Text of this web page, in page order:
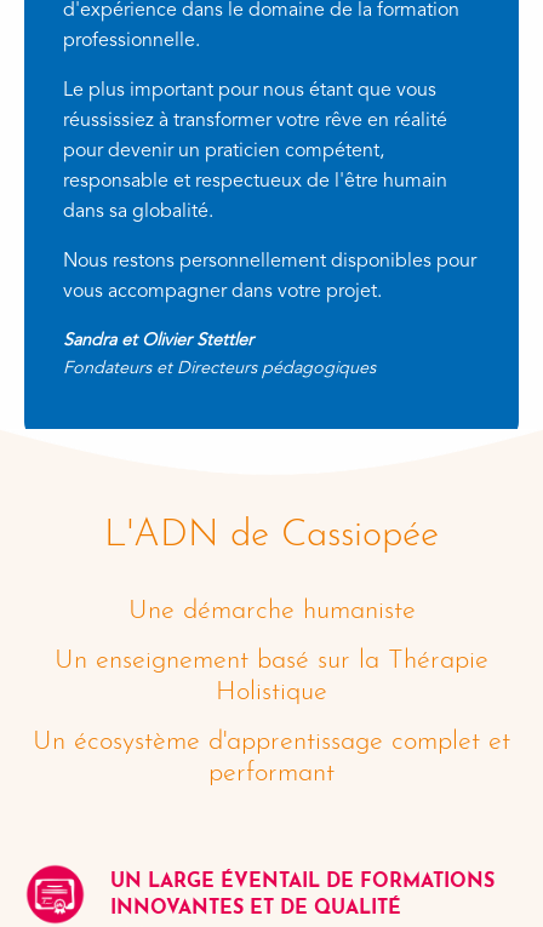
d'expérience dans le domaine de la formation
professionnelle.
Le plus important pour nous étant que vous
réussissiez à transformer votre rêve en réalité
pour devenir un praticien compétent,
responsable et respectueux de l'être humain
dans sa globalité.
Nous restons personnellement disponibles pour
vous accompagner dans votre projet.
Sandra et Olivier Stettler
Fondateurs et Directeurs pédagogiques
L'ADN de Cassiopée
Une démarche humaniste
Un enseignement basé sur la Thérapie
Holistique
Un écosystème d'apprentissage complet et
performant
UN LARGE ÉVENTAIL DE FORMATIONS
INNOVANTES ET DE QUALITÉ